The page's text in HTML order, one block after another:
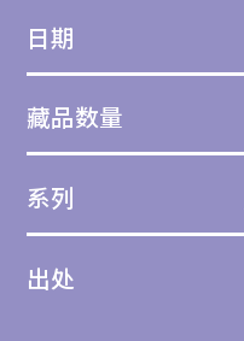
日期
藏品数量
系列
出处